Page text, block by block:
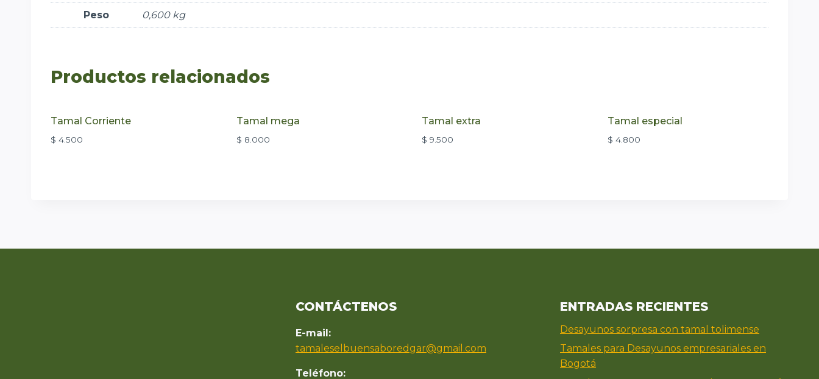
Peso 0,600 kg
Productos relacionados
Tamal Corriente
$ 4.500
Tamal mega
$ 8.000
Tamal extra
$ 9.500
Tamal especial
$ 4.800
CONTÁCTENOS
E-mail:
tamaleselbuensaboredgar@gmail.com
Teléfono:
ENTRADAS RECIENTES
Desayunos sorpresa con tamal tolimense
Tamales para Desayunos empresariales en
Bogotá